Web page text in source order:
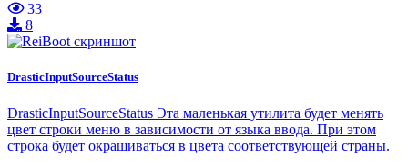
33
8
DrasticInputSourceStatus
DrasticInputSourceStatus Эта маленькая утилита будет менять
цвет строки меню в зависимости от языка ввода. При этом
строка будет окрашиваться в цвета соответствующей страны.